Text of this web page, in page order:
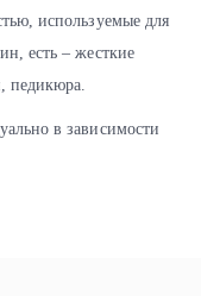
используемые для
есть – жесткие
педикюра.
в зависимости